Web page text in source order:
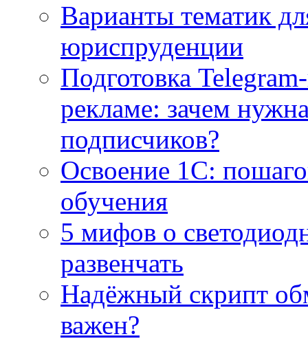
Варианты тематик
юриспруденции
Подготовка
рекламе: зачем
подписчиков?
Освоение 1С:
обучения
5 мифов о
развенчать
Надёжный скрипт
важен?